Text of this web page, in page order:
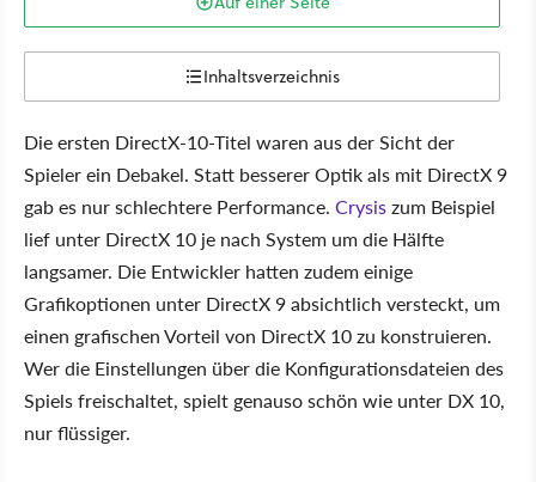
Inhaltsverzeichnis
Die ersten DirectX-10-Titel waren aus der Sicht der
Spieler ein Debakel. Statt besserer Optik als mit DirectX 9
gab es nur schlechtere Performance. Crysiszum Beispiel
lief unter DirectX 10 je nach System um die Hälfte
langsamer. Die Entwickler hatten zudem einige
Grafikoptionen unter DirectX 9 absichtlich versteckt, um
einen grafischen Vorteil von DirectX 10 zu konstruieren.
Wer die Einstellungen über die Konfigurationsdateien des
Spiels freischaltet, spielt genauso schön wie unter DX 10,
nur flüssiger.